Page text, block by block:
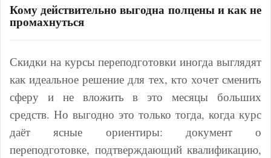
Кому действительно выгодна полцены и как не
промахнуться
Скидки на курсы переподготовки иногда выглядят
как идеальное решение для тех, кто хочет сменить
сферу и не вложить в это месяцы больших
средств. Но выгодно это только тогда, когда курс
даёт ясные ориентиры: документ о
переподготовке, подтверждающий квалификацию,